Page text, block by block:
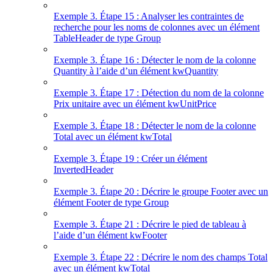
Exemple 3. Étape 15 : Analyser les contraintes de
recherche pour les noms de colonnes avec un élément
TableHeader de type Group
Exemple 3. Étape 16 : Détecter le nom de la colonne
Quantity à l’aide d’un élément kwQuantity
Exemple 3. Étape 17 : Détection du nom de la colonne
Prix unitaire avec un élément kwUnitPrice
Exemple 3. Étape 18 : Détecter le nom de la colonne
Total avec un élément kwTotal
Exemple 3. Étape 19 : Créer un élément
InvertedHeader
Exemple 3. Étape 20 : Décrire le groupe Footer avec un
élément Footer de type Group
Exemple 3. Étape 21 : Décrire le pied de tableau à
l’aide d’un élément kwFooter
Exemple 3. Étape 22 : Décrire le nom des champs Total
avec un élément kwTotal